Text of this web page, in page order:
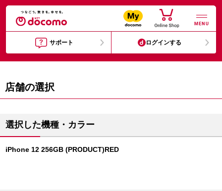
MENU
サポート ログインする
店舗の選択
選択した機種・カラー
iPhone 12 256GB (PRODUCT)RED